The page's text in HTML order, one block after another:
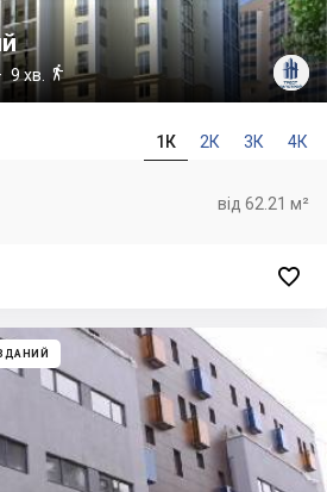
хв. 
1К 2К 3К 4К
від 62.21 м²
